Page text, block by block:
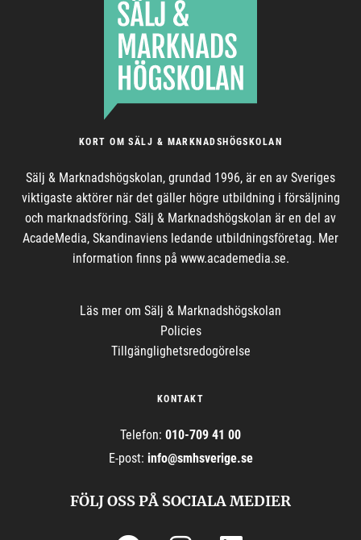
KORT OM SÄLJ & MARKNADSHÖGSKOLAN
Sälj & Marknadshögskolan, grundad 1996, är en av Sveriges
viktigaste aktörer när det gäller högre utbildning i försäljning
och marknadsföring. Sälj & Marknadshögskolan är en del av
AcadeMedia, Skandinaviens ledande utbildningsföretag. Mer
information finns på www.academedia.se.
Läs mer om Sälj & Marknadshögskolan
Policies
Tillgänglighetsredogörelse
KONTAKT
Telefon: 010-709 41 00
E-post: info@smhsverige.se
FÖLJ OSS PÅ SOCIALA MEDIER